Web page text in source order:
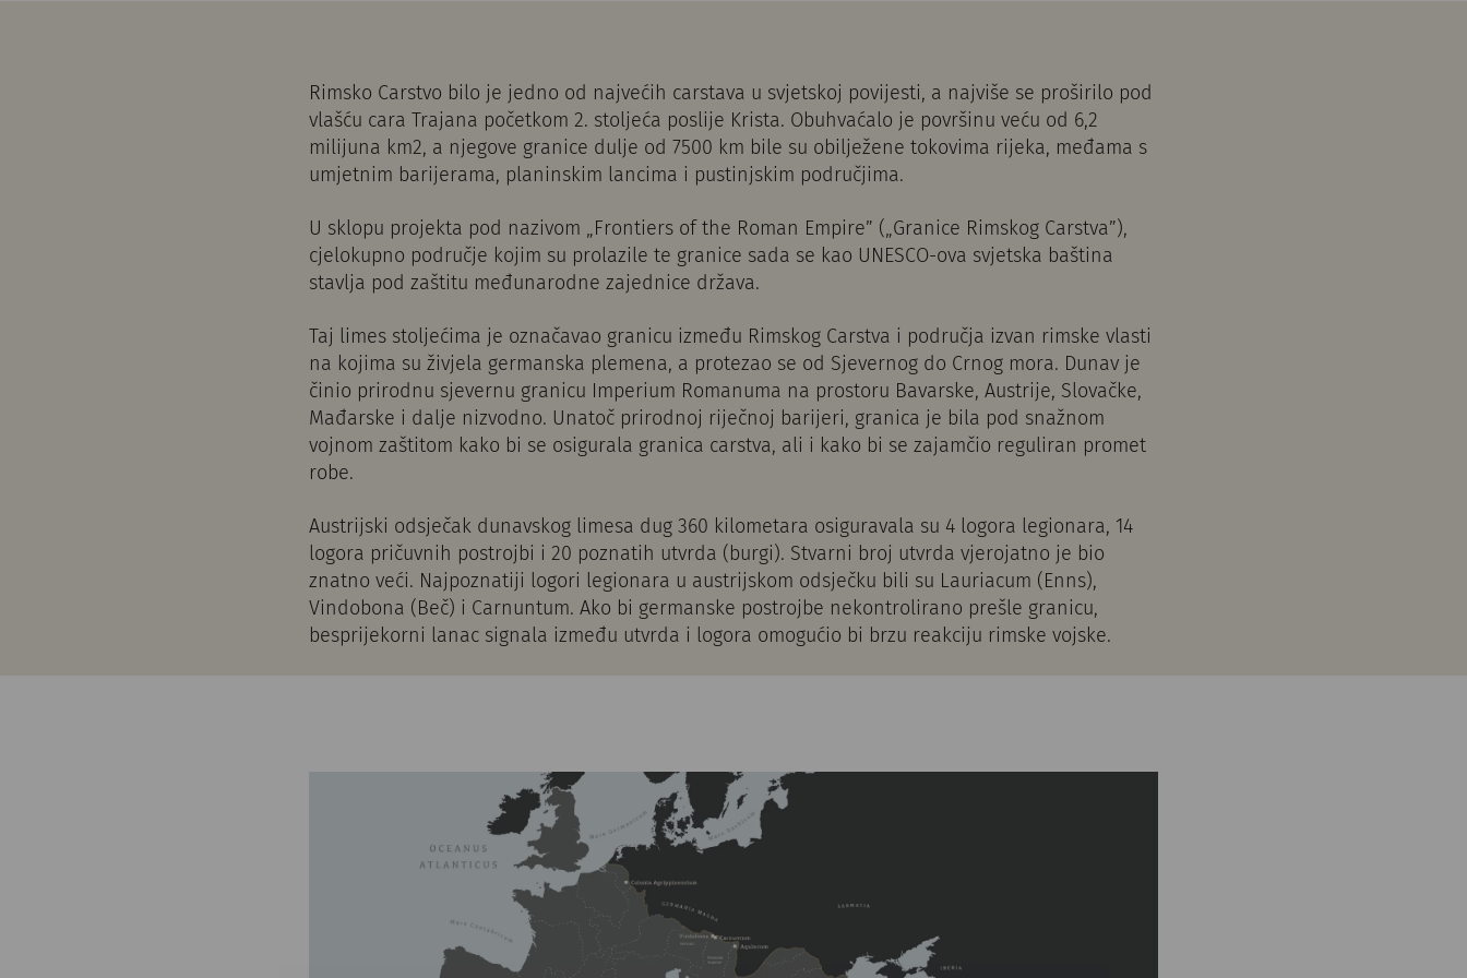
Rimsko Carstvo bilo je jedno od najvećih carstava u svjetskoj povijesti, a najviše se proširilo pod
vlašću cara Trajana početkom 2. stoljeća poslije Krista. Obuhvaćalo je površinu veću od 6,2
milijuna km2, a njegove granice dulje od 7500 km bile su obilježene tokovima rijeka, međama s
umjetnim barijerama, planinskim lancima i pustinjskim područjima.
U sklopu projekta pod nazivom „Frontiers of the Roman Empire” („Granice Rimskog Carstva”),
cjelokupno područje kojim su prolazile te granice sada se kao UNESCO-ova svjetska baština
stavlja pod zaštitu međunarodne zajednice država.
Taj limes stoljećima je označavao granicu između Rimskog Carstva i područja izvan rimske vlasti
na kojima su živjela germanska plemena, a protezao se od Sjevernog do Crnog mora. Dunav je
činio prirodnu sjevernu granicu Imperium Romanuma na prostoru Bavarske, Austrije, Slovačke,
Mađarske i dalje nizvodno. Unatoč prirodnoj riječnoj barijeri, granica je bila pod snažnom
vojnom zaštitom kako bi se osigurala granica carstva, ali i kako bi se zajamčio reguliran promet
robe.
Austrijski odsječak dunavskog limesa dug 360 kilometara osiguravala su 4 logora legionara, 14
logora pričuvnih postrojbi i 20 poznatih utvrda (burgi). Stvarni broj utvrda vjerojatno je bio
znatno veći. Najpoznatiji logori legionara u austrijskom odsječku bili su Lauriacum (Enns),
Vindobona (Beč) i Carnuntum. Ako bi germanske postrojbe nekontrolirano prešle granicu,
besprijekorni lanac signala između utvrda i logora omogućio bi brzu reakciju rimske vojske.